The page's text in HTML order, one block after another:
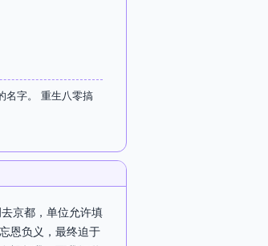
名字。 重生八零搞
京都，单位允许填
恩负义，最终迫于